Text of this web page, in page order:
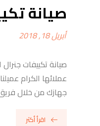
صيانة
أبريل 18, 2018
عملائها الكرام
جهازك من خلال
اقرأ أكثر